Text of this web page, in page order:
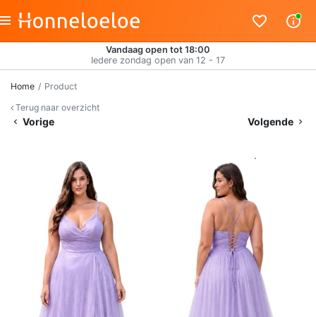
Vandaag open tot 18:00
Iedere zondag open van 12 - 17
Home
Product
Terug naar overzicht
Vorige Volgende